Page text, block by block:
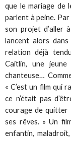
que le mariage de
parlent à peine.
son projet d’aller
lancent alors
relation déjà
Caitlin, une
chanteuse…
« C’est un film qui
ce n’était pas
courage de quitter
ses rêves. » Un
enfantin,